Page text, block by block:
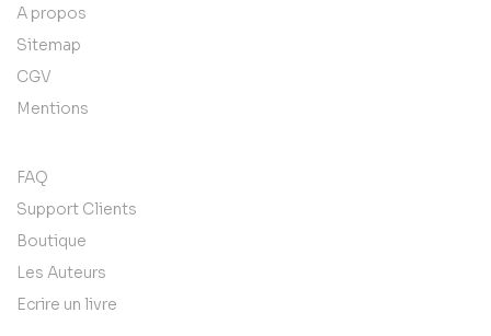
A propos
Sitemap
CGV
Mentions
FAQ
Support Clients
Boutique
Les Auteurs
Ecrire un livre